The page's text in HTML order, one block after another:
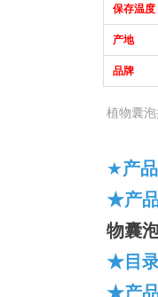
植物囊
★产
★产品
物囊
★目录
★产品
保存温度
产地
品牌